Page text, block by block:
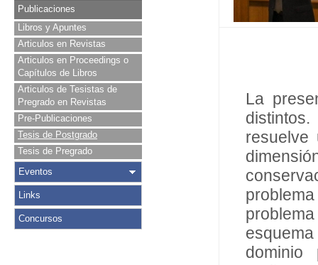
Publicaciones
Libros y Apuntes
Articulos en Revistas
Articulos en Proceedings o
Capítulos de Libros
Articulos de Tesistas de
Pregrado en Revistas
Pre-Publicaciones
Tesis de Postgrado
Tesis de Pregrado
Eventos
Links
Concursos
La
resuelve
dominio